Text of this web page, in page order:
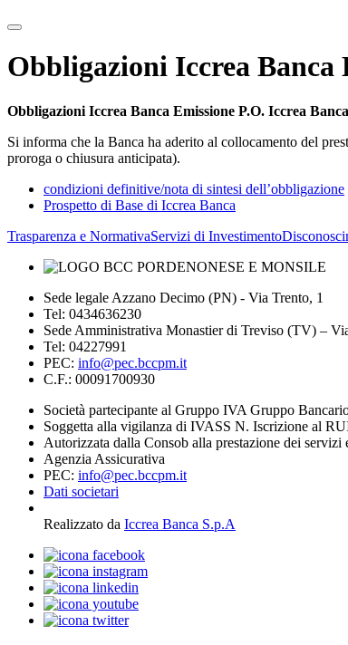
Obbligazioni Iccrea Banca
Obbligazioni Iccrea Banca Emissione P.O. Iccrea
Si informa che la Banca ha aderito al collocamento del
proroga o chiusura anticipata).
condizioni definitive/nota di sintesi dell’obbligazione
Prospetto di Base di Iccrea Banca
Trasparenza e NormativaServizi di Investimento
Sede legale Azzano Decimo (PN) - Via Trento, 1
Tel: 0434636230
Sede Amministrativa Monastier di Treviso (TV) –
Tel: 04227991
PEC: info@pec.bccpm.it
C.F.: 00091700930
Società partecipante al Gruppo IVA Gruppo
Soggetta alla vigilanza di IVASS N. Iscrizione al
Autorizzata dalla Consob alla prestazione dei
Agenzia Assicurativa
PEC: info@pec.bccpm.it
Dati societari
Realizzato da Iccrea Banca S.p.A